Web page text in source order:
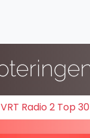
VRT Radio 2 Top 30